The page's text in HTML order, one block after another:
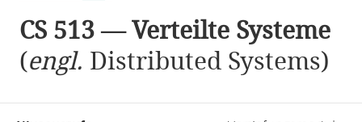
CS 513 — Verteilte Systeme
(engl. Distributed Systems)